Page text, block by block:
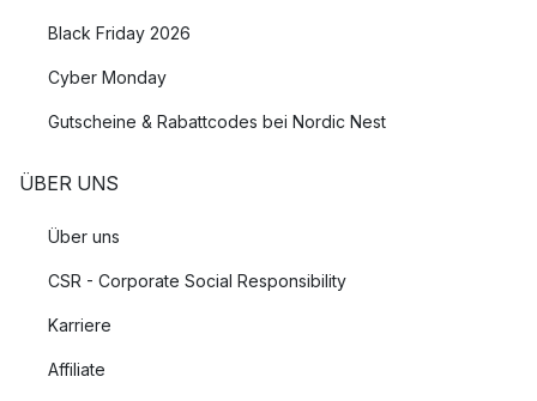
Black Friday 2026
Cyber Monday
Gutscheine & Rabattcodes bei Nordic Nest
ÜBER UNS
Über uns
CSR - Corporate Social Responsibility
Karriere
Affiliate